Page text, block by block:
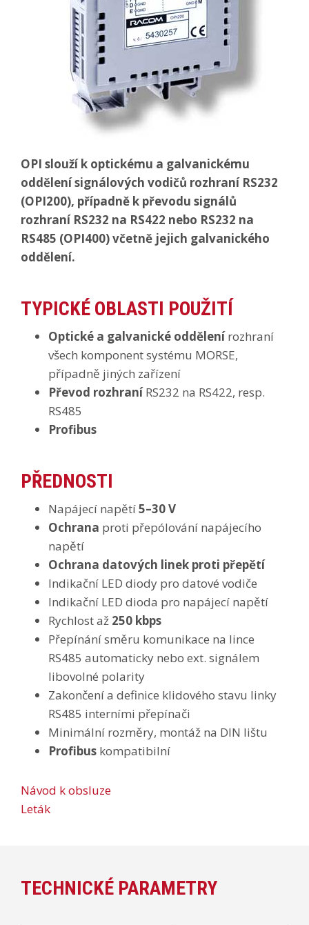
OPI slouží k optickému a galvanickému
oddělení signálových vodičů rozhraní RS232
(OPI200), případně k převodu signálů
rozhraní RS232 na RS422 nebo RS232 na
RS485 (OPI400) včetně jejich galvanického
oddělení.
TYPICKÉ OBLASTI POUŽITÍ
Optické a galvanické oddělenírozhraní
všech komponent systému MORSE,
případně jiných zařízení
Převod rozhraníRS232 na RS422, resp.
RS485
Profibus
PŘEDNOSTI
Napájecí napětí5–30 V
Ochrana proti přepólování napájecího
napětí
Ochrana datových linek proti přepětí
Indikační LED diody pro datové vodiče
Indikační LED dioda pro napájecí napětí
Rychlost až 250 kbps
Přepínání směru komunikace na lince
RS485 automaticky nebo ext. signálem
libovolné polarity
Zakončení a definice klidového stavu linky
RS485 interními přepínači
Minimální rozměry, montáž na DIN lištu
Profibus kompatibilní
Návod k obsluze
Leták
TECHNICKÉ PARAMETRY